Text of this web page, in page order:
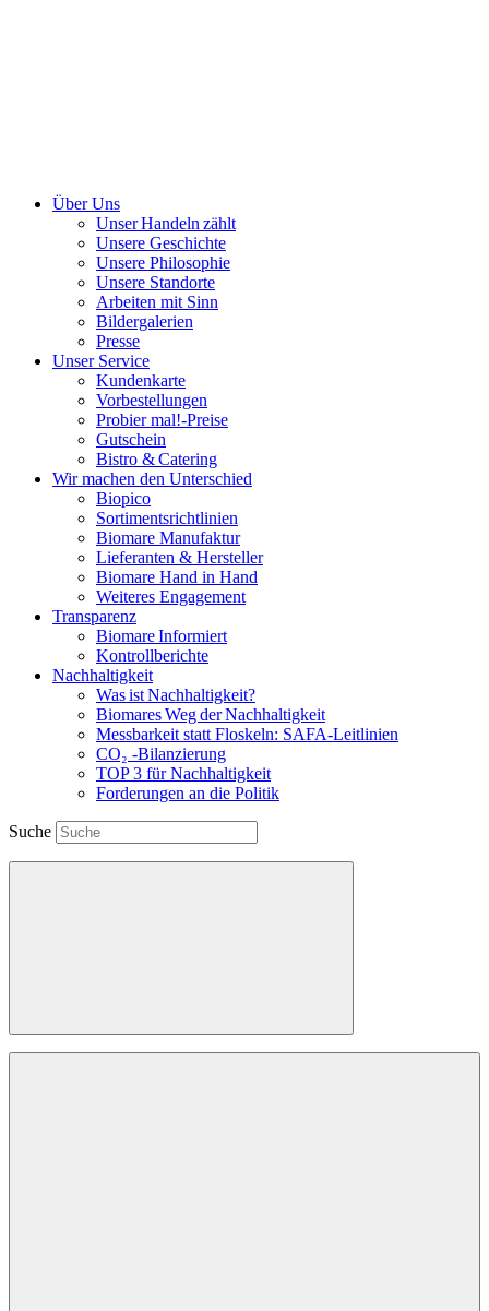
Über Uns
Unser Handeln zählt
Unsere Geschichte
Unsere Philosophie
Unsere Standorte
Arbeiten mit Sinn
Bildergalerien
Presse
Unser Service
Kundenkarte
Vorbestellungen
Probier mal!-Preise
Gutschein
Bistro & Catering
Wir machen den Unterschied
Biopico
Sortimentsrichtlinien
Biomare Manufaktur
Lieferanten & Hersteller
Biomare Hand in Hand
Weiteres Engagement
Transparenz
Biomare Informiert
Kontrollberichte
Nachhaltigkeit
Was ist Nachhaltigkeit?
Biomares Weg der Nachhaltigkeit
Messbarkeit statt Floskeln: SAFA-Leitlinien
CO₂ -Bilanzierung
TOP 3 für Nachhaltigkeit
Forderungen an die Politik
Suche